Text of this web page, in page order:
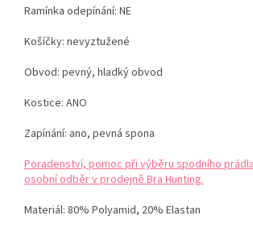
Ramínka odepínání: NE
Košíčky: nevyztužené
Obvod: pevný, hladký obvod
Kostice: ANO
Zapínání: ano, pevná spona
Poradenství, pomoc při výběru spodního
osobní odběr v prodejně Bra Hunting.
Materiál: 80% Polyamid, 20% Elastan